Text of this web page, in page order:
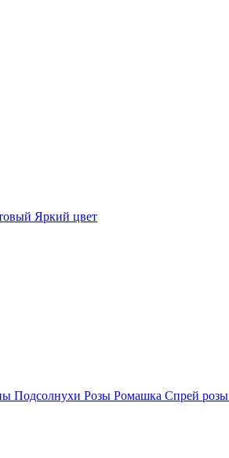
Яркий цвет
Подсолнухи Розы Ромашка Спрей розы